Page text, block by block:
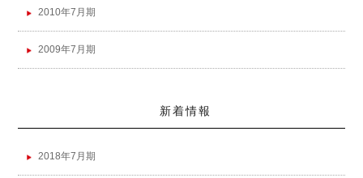
2010年7月期
2009年7月期
新着情報
2018年7月期